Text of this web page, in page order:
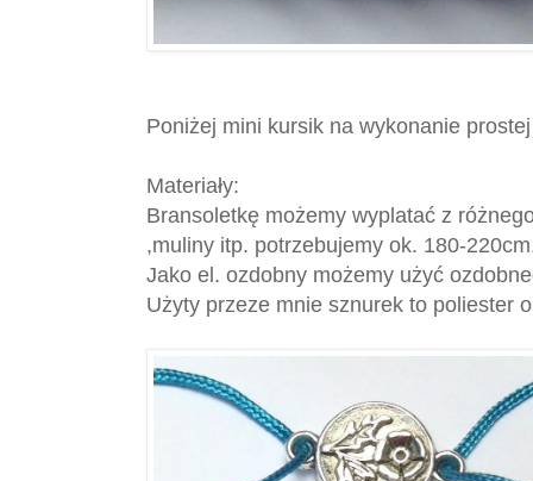
Poniżej mini kursik na wykonanie
Materiały:
Bransoletkę możemy wyplatać z
,muliny itp. potrzebujemy ok. 180-
Jako el. ozdobny możemy użyć
Użyty przeze mnie sznurek to poliester